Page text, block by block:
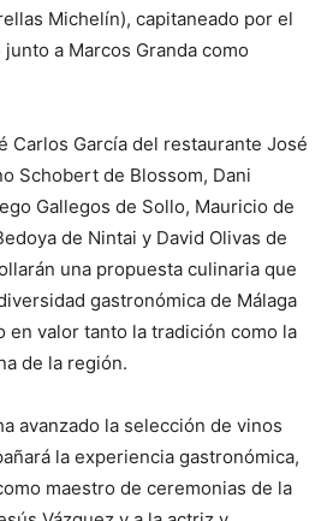
Michelín), capitaneado por el
a Marcos Granda como
Carlos García del restaurante José
Schobert de Blossom, Dani
Gallegos de Sollo, Mauricio de
de Nintai y David Olivas de
una propuesta culinaria que
gastronómica de Málaga
en valor tanto la tradición como la
de la región.
avanzado la selección de vinos
la experiencia gastronómica,
maestro de ceremonias de la